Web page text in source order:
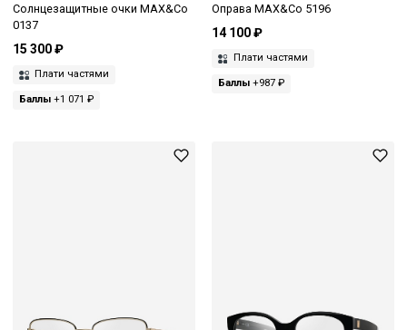
Солнцезащитные очки MAX&Co
0137
15 300 ₽
Плати частями
Баллы +1 071 ₽
Оправа MAX&Co 5196
14 100 ₽
Плати частями
Баллы+987 ₽